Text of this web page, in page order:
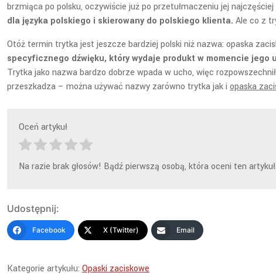
brzmiąca po polsku, oczywiście już po przetułmaczeniu jej
dla języka polskiego i skierowany do polskiego klienta. Ale co z
Otóż termin trytka jest jeszcze bardziej polski niż nazwa: opaska
specyficznego dźwięku, który wydaje produkt w momencie jego
Trytka jako nazwa bardzo dobrze wpada w ucho, więc
przeszkadza – można używać nazwy zarówno trytka jak i opaska
Oceń artykuł
Na razie brak głosów! Bądź pierwszą osobą, która oceni ten artykuł.
Udostępnij:
Facebook X (Twitter) Email
Kategorie artykułu: Opaski zaciskowe